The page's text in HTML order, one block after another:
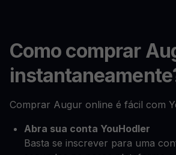
Como comprar
Comprar Augur online é fácil com
Abra sua conta YouHodler
Basta se inscrever para uma